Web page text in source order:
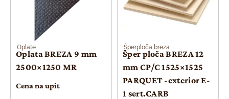
Oplate
Oplata BREZA 9 mm
2500×1250 MR
Cena na upit
Šperploča breza
Šper ploča BREZA 12
mm CP/C 1525×1525
PARQUET -exterior E-
1 sert.CARB